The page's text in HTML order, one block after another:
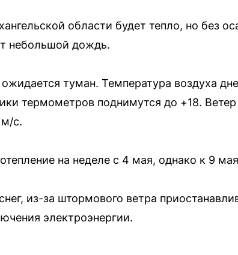
области будет тепло, но без
небольшой дождь.
туман. Температура воздуха
термометров поднимутся до +18.
м/с.
на неделе с 4 мая, однако к 9
из-за штормового ветра
электроэнергии.